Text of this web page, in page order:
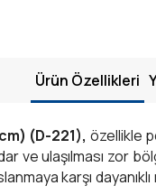
Ürün Özellikleri
(D-221), özellikle
ve ulaşılması
karşı